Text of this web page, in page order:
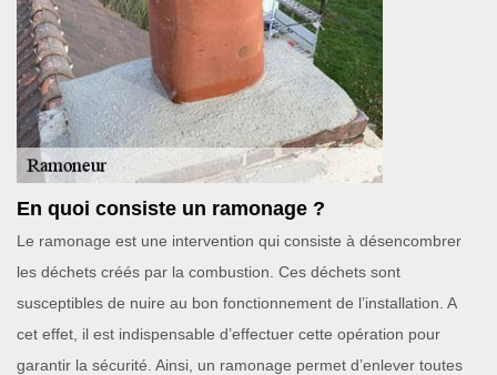
En quoi consiste un ramonage ?
Le ramonage est une intervention qui consiste à désencombrer
les déchets créés par la combustion. Ces déchets sont
susceptibles de nuire au bon fonctionnement de l’installation. A
cet effet, il est indispensable d’effectuer cette opération pour
garantir la sécurité. Ainsi, un ramonage permet d’enlever toutes